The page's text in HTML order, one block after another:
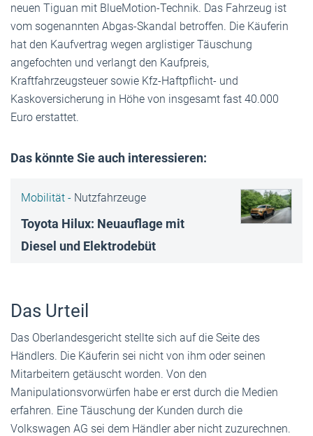
neuen Tiguan mit BlueMotion-Technik. Das Fahrzeug ist
vom sogenannten Abgas-Skandal betroffen. Die Käuferin
hat den Kaufvertrag wegen arglistiger Täuschung
angefochten und verlangt den Kaufpreis,
Kraftfahrzeugsteuer sowie Kfz-Haftpflicht- und
Kaskoversicherung in Höhe von insgesamt fast 40.000
Euro erstattet.
Das könnte Sie auch interessieren:
Mobilität - Nutzfahrzeuge
Toyota Hilux: Neuauflage mit
Diesel und Elektrodebüt
Das Urteil
Das Oberlandesgericht stellte sich auf die Seite des
Händlers. Die Käuferin sei nicht von ihm oder seinen
Mitarbeitern getäuscht worden. Von den
Manipulationsvorwürfen habe er erst durch die Medien
erfahren. Eine Täuschung der Kunden durch die
Volkswagen AG sei dem Händler aber nicht zuzurechnen.